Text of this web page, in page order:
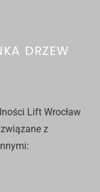
DRZEW
Lift Wrocław
z